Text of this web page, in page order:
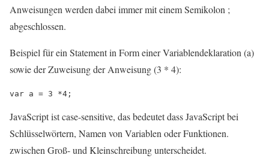
Anweisungen werden dabei immer mit einem Semikolon ;
abgeschlossen.
Beispiel für ein Statement in Form einer Variablendeklaration (a)
sowie der Zuweisung der Anweisung (3 * 4):
JavaScript ist case-sensitive, das bedeutet dass JavaScript bei
Schlüsselwörtern, Namen von Variablen oder Funktionen.
zwischen Groß- und Kleinschreibung unterscheidet.